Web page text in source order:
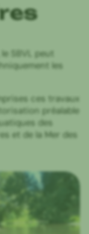
SBVL peut
les
ces travaux
préalable
des
et de la Mer des